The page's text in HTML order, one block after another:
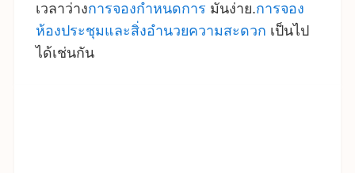
เวลาว่างการจองกำหนดการ มันง่าย.การจอง
ห้องประชุมและสิ่งอำนวยความสะดวก เป็นไป
ได้เช่นกัน